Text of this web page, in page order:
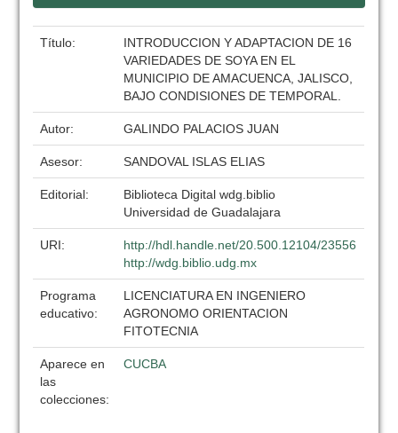
Título:
INTRODUCCION Y ADAPTACION DE 16
VARIEDADES DE SOYA EN EL
MUNICIPIO DE AMACUENCA, JALISCO,
BAJO CONDISIONES DE TEMPORAL.
Autor: GALINDO PALACIOS JUAN
Asesor: SANDOVAL ISLAS ELIAS
Editorial:
Biblioteca Digital wdg.biblio
Universidad de Guadalajara
URI:
http://hdl.handle.net/20.500.12104/23556
http://wdg.biblio.udg.mx
Programa
educativo:
LICENCIATURA EN INGENIERO
AGRONOMO ORIENTACION
FITOTECNIA
Aparece en
las
colecciones:
CUCBA